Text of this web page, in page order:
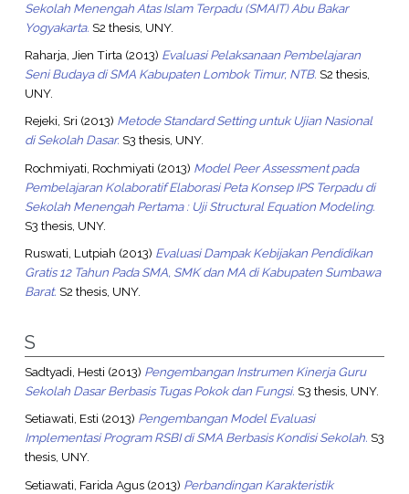
Sekolah Menengah Atas Islam Terpadu (SMAIT) Abu Bakar
Yogyakarta. S2 thesis, UNY.
Raharja, Jien Tirta (2013) Evaluasi Pelaksanaan Pembelajaran
Seni Budaya di SMA Kabupaten Lombok Timur, NTB. S2 thesis,
UNY.
Rejeki, Sri (2013) Metode Standard Setting untuk Ujian Nasional
di Sekolah Dasar. S3 thesis, UNY.
Rochmiyati, Rochmiyati (2013) Model Peer Assessment pada
Pembelajaran Kolaboratif Elaborasi Peta Konsep IPS Terpadu di
Sekolah Menengah Pertama : Uji Structural Equation Modeling.
S3 thesis, UNY.
Ruswati, Lutpiah (2013) Evaluasi Dampak Kebijakan Pendidikan
Gratis 12 Tahun Pada SMA, SMK dan MA di Kabupaten Sumbawa
Barat. S2 thesis, UNY.
S
Sadtyadi, Hesti (2013) Pengembangan Instrumen Kinerja Guru
Sekolah Dasar Berbasis Tugas Pokok dan Fungsi. S3 thesis, UNY.
Setiawati, Esti (2013) Pengembangan Model Evaluasi
Implementasi Program RSBI di SMA Berbasis Kondisi Sekolah. S3
thesis, UNY.
Setiawati, Farida Agus(2013) Perbandingan Karakteristik